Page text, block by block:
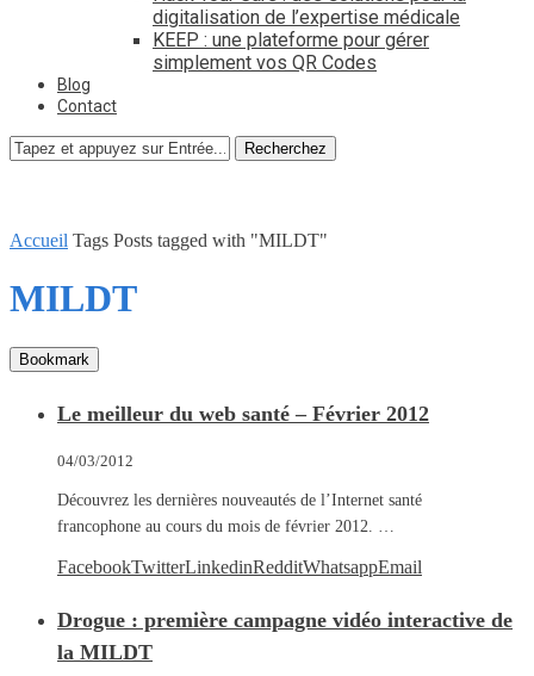
digitalisation de l’expertise médicale
KEEP : une plateforme pour gérer
simplement vos QR Codes
Blog
Contact
Recherchez
Accueil Tags Posts tagged with "MILDT"
MILDT
Bookmark
Le meilleur du web santé – Février 2012
04/03/2012
Découvrez les dernières nouveautés de l’Internet santé
francophone au cours du mois de février 2012. …
FacebookTwitterLinkedinRedditWhatsappEmail
Drogue : première campagne vidéo interactive de
la MILDT